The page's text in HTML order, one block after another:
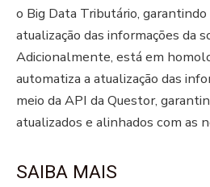
o Big Data Tributário,
atualização das informações da
Adicionalmente, está em
automatiza a atualização das
meio da API da Questor,
atualizados e alinhados com as
SAIBA MAIS